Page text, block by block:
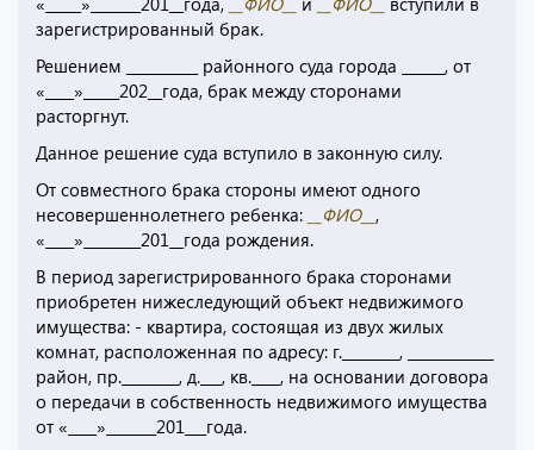
зарегистрированный брак.
Решением __________ районного суда города ______, от
«____»_____202__года, брак между сторонами
расторгнут.
Данное решение суда вступило в законную силу.
От совместного брака стороны имеют одного
несовершеннолетнего ребенка:
__ФИО__ ,
«____»________201__года рождения.
В период зарегистрированного брака сторонами
приобретен нижеследующий объект недвижимого
имущества: - квартира, состоящая из двух жилых
комнат, расположенная по адресу: г.________, ____________
район, пр.________, д.___, кв.____, на основании договора
о передачи в собственность недвижимого имущества
от «____»_______201___года.